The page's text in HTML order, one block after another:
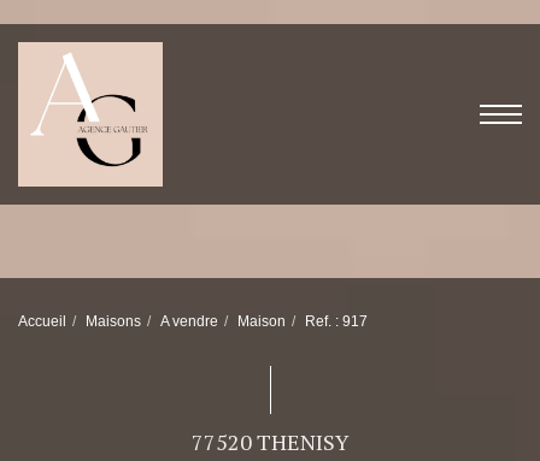
Accueil Maisons A vendre Maison Ref. : 917
77520 THENISY